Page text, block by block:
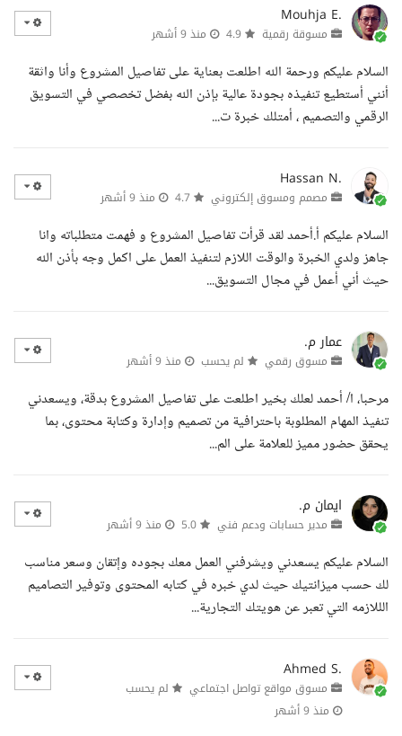
Mouhja E.
مسوقة رقمية منذ 9 أشهر
السلام عليكم ورحمة الله اطلعت بعناية على تفاصيل المشروع وأنا واثقة
أنني أستطيع تنفيذه بجودة عالية بإذن الله بفضل تخصصي في التسويق
الرقمي والتصميم ، أمتلك خبرة ت...
Hassan N.
مصمم ومسوق إلكتروني منذ 9 أشهر
السلام عليكم أ.أحمد لقد قرأت تفاصيل المشروع و فهمت متطلباته وانا
جاهز ولدي الخبرة والوقت اللازم لتنفيذ العمل على اكمل وجه بأذن الله
حيث أني أعمل في مجال التسويق...
عمار م.
مسوق رقمي لم يحسب منذ 9 أشهر
مرحبا، ا/ أحمد لعلك بخير اطلعت على تفاصيل المشروع بدقة، ويسعدني
تنفيذ المهام المطلوبة باحترافية من تصميم وإدارة وكتابة محتوى، بما
يحقق حضور مميز للعلامة على الم...
ايمان م.
مدير حسابات ودعم فني منذ 9 أشهر
السلام عليكم يسعدني ويشرفني العمل معك بجوده وإتقان وسعر مناسب
لك حسب ميزانتيك حيث لدي خبره في كتابه المحتوى وتوفير التصاميم
الللازمه التي تعبر عن هويتك التجارية...
Ahmed S.
مسوق مواقع تواصل اجتماعي
لم يحسب
منذ 9 أشهر